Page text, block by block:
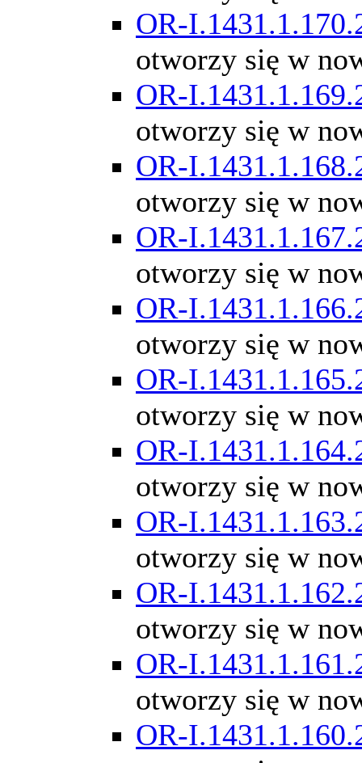
OR-
otworzy się w
OR-
otworzy się w
OR-
otworzy się w
OR-
otworzy się w
OR-
otworzy się w
OR-
otworzy się w
OR-
otworzy się w
OR-
otworzy się w
OR-
otworzy się w
OR-
otworzy się w
OR-